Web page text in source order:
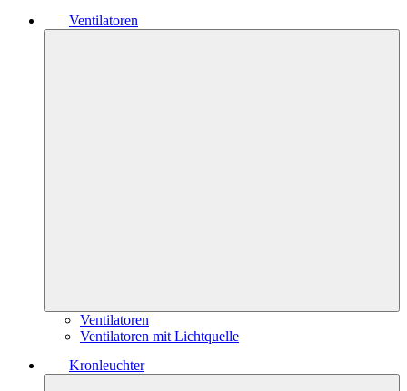
Ventilatoren
Ventilatoren
Ventilatoren mit Lichtquelle
Kronleuchter